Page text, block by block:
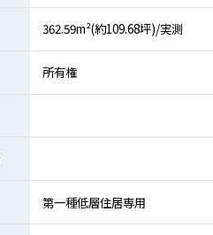
362.59m²(約109.68坪)/実測
所有権
第一種低層住居専用